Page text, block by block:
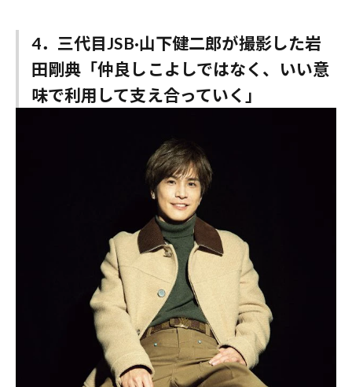
4．三代目JSB·山下健二郎が撮影した岩
田剛典「仲良しこよしではなく、いい意
味で利用して支え合っていく」